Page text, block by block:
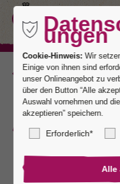
Zurück
Potsdam
ungen
Cookie-Hinweis: Wir
Einige von ihnen sind
unser Onlineangebot zu
über den Button “Alle
Auswahl vornehmen und
akzeptieren” speichern.
Erforderlich*